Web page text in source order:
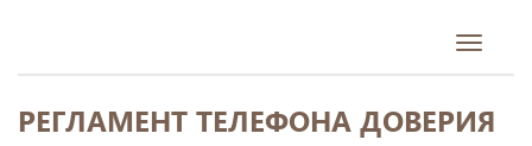
Toggle
РЕГЛАМЕНТ ТЕЛЕФОНА ДОВЕРИЯ